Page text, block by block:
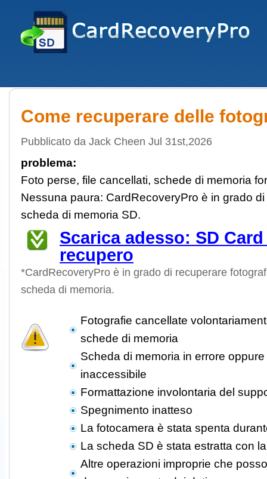
Come recuperare delle
Pubblicato da Jack Cheen Jul 31st,2026
problema:
Foto perse, file cancellati, schede di memoria
Nessuna paura: CardRecoveryPro è in grado
scheda di memoria SD.
Scarica adesso: SD
recupero
*CardRecoveryPro è in grado di recuperare
scheda di memoria.
Fotografie cancellate
schede di memoria
Scheda di memoria in errore
inaccessibile
Formattazione involontaria del
Spegnimento inatteso
La fotocamera è stata spenta
La scheda SD è stata estratta con
Altre operazioni improprie che